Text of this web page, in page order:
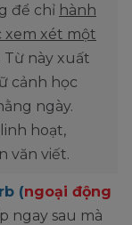
để chỉ hành
xem xét một
. Từ này xuất
cảnh học
ngày.
hoạt,
văn viết.
(ngoại động
ngay sau mà